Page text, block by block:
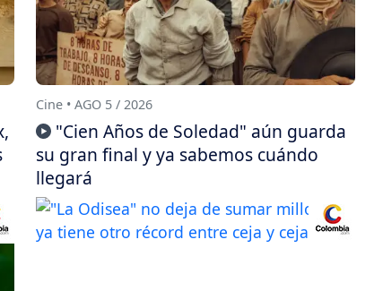
Cine • AGO 5 / 2026
"Cien Años de Soledad" aún guarda
su gran final y ya sabemos cuándo
llegará